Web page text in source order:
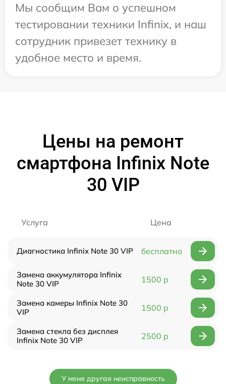
Мы сообщим Вам о успешном
тестировании техники Infinix, и наш
сотрудник привезет технику в
удобное место и время.
Цены на ремонт
смартфона Infinix Note
30 VIP
Услуга Цена
Диагностика Infinix Note 30 VIP бесплатно
Замена аккумулятора Infinix
Note 30 VIP
1500 р
Замена камеры Infinix Note 30
VIP
1500 р
Замена стекла без дисплея
Infinix Note 30 VIP
2500 р
У меня другая неисправность